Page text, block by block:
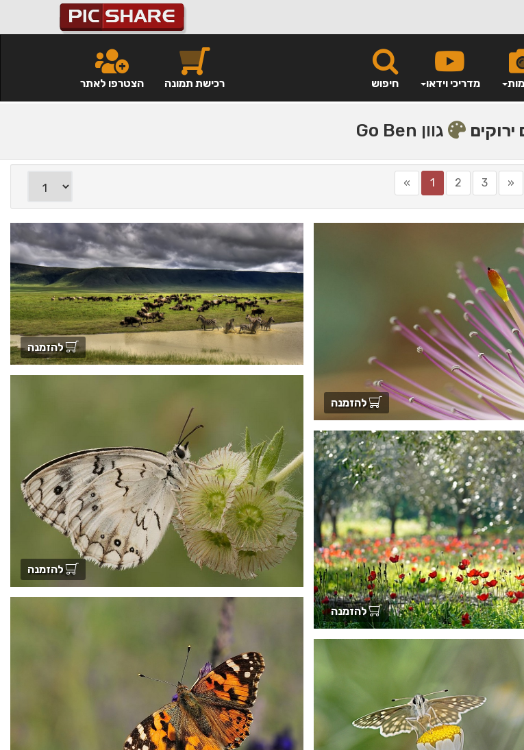
חיפוש מדריכי וידאו הצטרפו לאתר רכישת תמונה
ירוקים גוון Go Ben
» 1 2 3 «
להזמנה
להזמנה
להזמנה
להזמנה